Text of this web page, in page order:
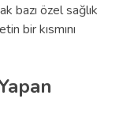
bazı özel sağlık
bir kısmını